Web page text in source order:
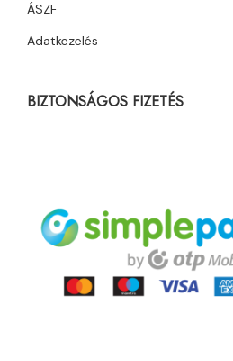
ÁSZF
Adatkezelés
BIZTONSÁGOS FIZETÉS